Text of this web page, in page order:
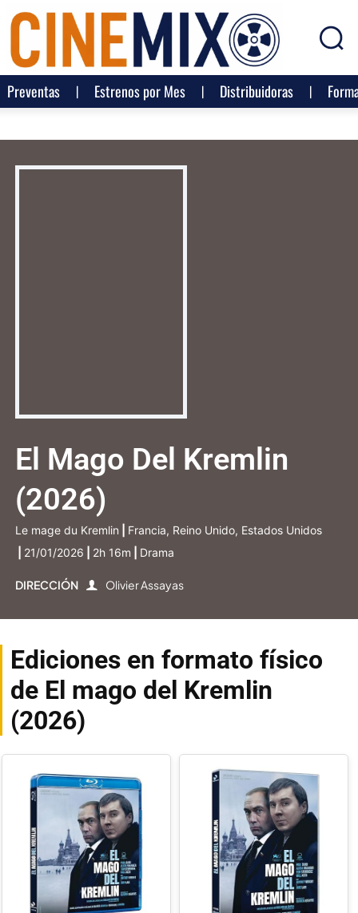
Preventas Estrenos por Mes Distribuidoras
El Mago Del Kremlin
(2026)
Le mage du Kremlin
Francia, Reino Unido, Estados Unidos
21/01/2026 2h 16m Drama
DIRECCIÓN Olivier Assayas
Ediciones en formato físico
de El mago del Kremlin
(2026)